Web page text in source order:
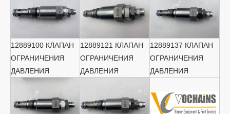
12889100 КЛАПАН
ОГРАНИЧЕНИЯ
ДАВЛЕНИЯ
12889121 КЛАПАН
ОГРАНИЧЕНИЯ
ДАВЛЕНИЯ
12889137 КЛАПАН
ОГРАНИЧЕНИЯ
ДАВЛЕНИЯ